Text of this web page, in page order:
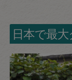
日本で最